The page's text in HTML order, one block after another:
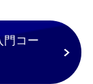
門コー